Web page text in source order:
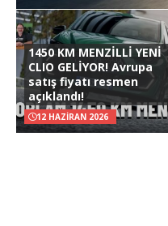
1450 KM MENZİLLİ YENİ
CLIO GELİYOR! Avrupa
satış fiyatı resmen
açıklandı!
12 HAZIRAN 2026